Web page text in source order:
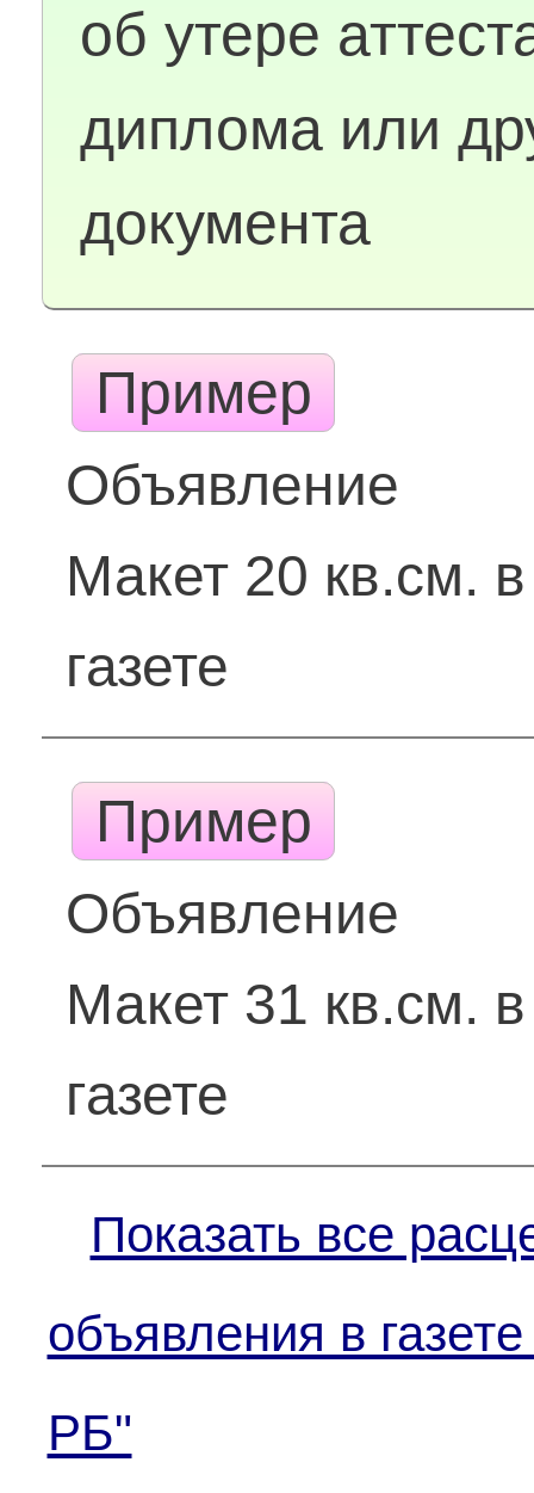
об утере
диплома или
документа
Пример
Объявление
Макет 20 кв.см. в
газете
Пример
Объявление
Макет 31 кв.см. в
газете
Показать все
объявления в
РБ"